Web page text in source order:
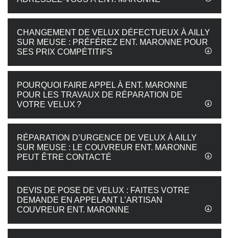
CHANGEMENT DE VELUX DÉFECTUEUX À AILLY
SUR MEUSE : PRÉFÉREZ ENT. MARONNE POUR
SES PRIX COMPÉTITIFS
POURQUOI FAIRE APPEL À ENT. MARONNE
POUR LES TRAVAUX DE RÉPARATION DE
VOTRE VELUX ?
RÉPARATION D’URGENCE DE VELUX À AILLY
SUR MEUSE : LE COUVREUR ENT. MARONNE
PEUT ÊTRE CONTACTÉ
DEVIS DE POSE DE VELUX : FAITES VOTRE
DEMANDE EN APPELANT L’ARTISAN
COUVREUR ENT. MARONNE